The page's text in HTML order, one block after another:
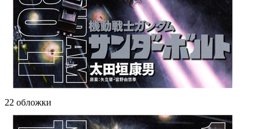
22 обложки